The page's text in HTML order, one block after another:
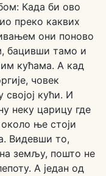
Када би ово
преко каквих
они поново
бацивши тамо и
кућама. А кад
човек
кући. И
неку царицу где
ње стоји
Видевши то,
на земљу, пошто не
А један од